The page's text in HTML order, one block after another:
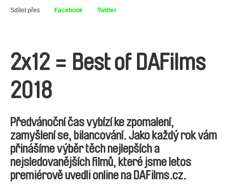
Sdílet přes Facebook Twitter
2x12 = Best of DAFilms
2018
Předvánoční čas vybízí ke zpomalení,
zamyšlení se, bilancování. Jako každý rok vám
přinášíme výběr těch nejlepších a
nejsledovanějších filmů, které jsme letos
premiérově uvedli online na DAFilms.cz.